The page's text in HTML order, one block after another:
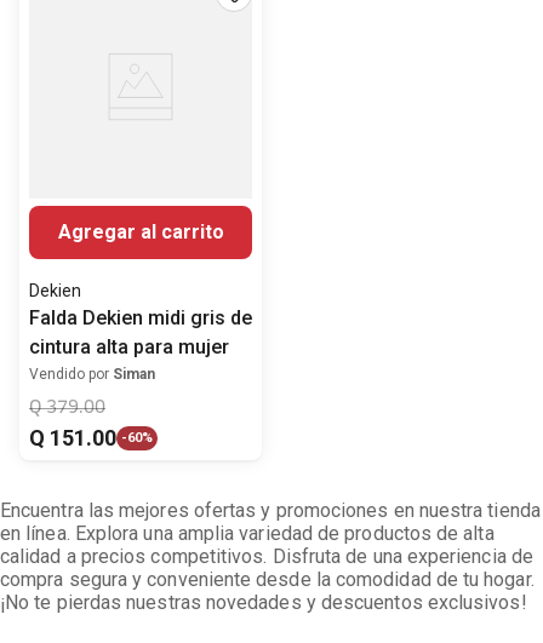
Agregar al carrito
Dekien
Falda Dekien midi gris de
cintura alta para mujer
Vendido por Siman
Q 379.00
Q 151.00 -60%
Encuentra las mejores ofertas y promociones en nuestra tienda
en línea. Explora una amplia variedad de productos de alta
calidad a precios competitivos. Disfruta de una experiencia de
compra segura y conveniente desde la comodidad de tu hogar.
¡No te pierdas nuestras novedades y descuentos exclusivos!